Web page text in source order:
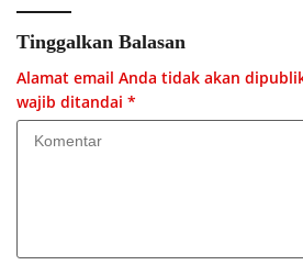
Tinggalkan Balasan
Alamat email Anda tidak akan
wajib ditandai *